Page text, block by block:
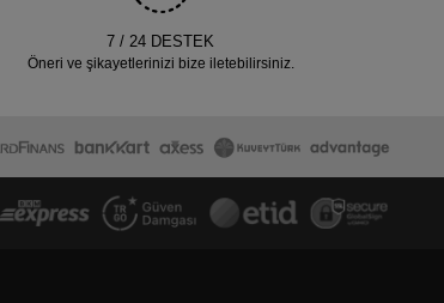
7 / 24 DESTEK
Öneri ve şikayetlerinizi bize iletebilirsiniz.